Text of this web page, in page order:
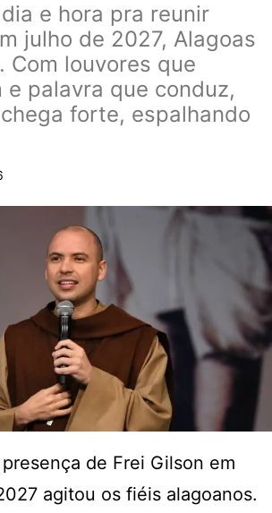
e hora pra reunir
julho de 2027, Alagoas
Com louvores que
e palavra que conduz,
forte, espalhando
de Frei Gilson em
agitou os fiéis alagoanos.